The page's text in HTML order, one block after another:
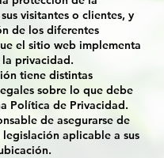
visitantes o clientes, y
de los diferentes
el sitio web implementa
privacidad.
tiene distintas
sobre lo que debe
Política de Privacidad.
de asegurarse de
aplicable a sus